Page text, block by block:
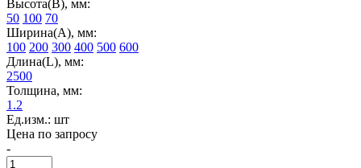
Высота(В), мм:
50 100 70
Ширина(А), мм:
100 200 300 400 500 600
Длина(L), мм:
2500
Толщина, мм:
1.2
Ед.изм.: шт
Цена по запросу
-